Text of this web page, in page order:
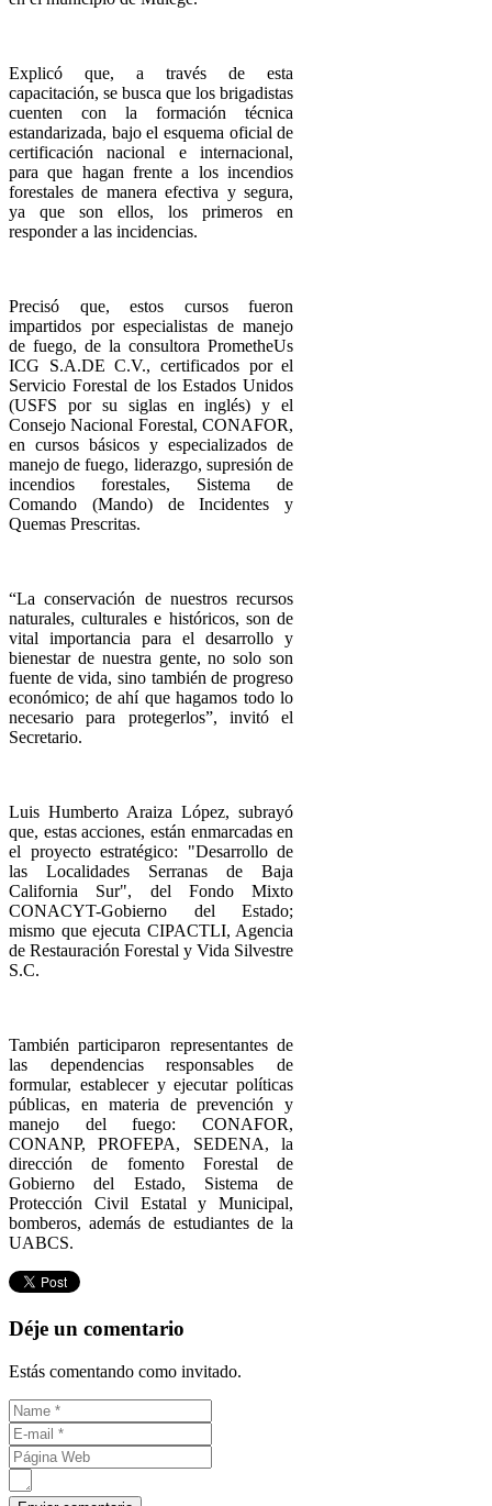
Explicó que, a través de esta
capacitación, se busca que los brigadistas
cuenten con la formación técnica
estandarizada, bajo el esquema oficial de
certificación nacional e internacional,
para que hagan frente a los incendios
forestales de manera efectiva y segura,
ya que son ellos, los primeros en
responder a las incidencias.
Precisó que, estos cursos fueron
impartidos por especialistas de manejo
de fuego, de la consultora PrometheUs
ICG S.A.DE C.V., certificados por el
Servicio Forestal de los Estados Unidos
(USFS por su siglas en inglés) y el
Consejo Nacional Forestal, CONAFOR,
en cursos básicos y especializados de
manejo de fuego, liderazgo, supresión de
incendios forestales, Sistema de
Comando (Mando) de Incidentes y
Quemas Prescritas.
“La conservación de nuestros recursos
naturales, culturales e históricos, son de
vital importancia para el desarrollo y
bienestar de nuestra gente, no solo son
fuente de vida, sino también de progreso
económico; de ahí que hagamos todo lo
necesario para protegerlos”, invitó el
Secretario.
Luis Humberto Araiza López, subrayó
que, estas acciones, están enmarcadas en
el proyecto estratégico: "Desarrollo de
las Localidades Serranas de Baja
California Sur", del Fondo Mixto
CONACYT-Gobierno del Estado;
mismo que ejecuta CIPACTLI, Agencia
de Restauración Forestal y Vida Silvestre
S.C.
También participaron representantes de
las dependencias responsables de
formular, establecer y ejecutar políticas
públicas, en materia de prevención y
manejo del fuego: CONAFOR,
CONANP, PROFEPA, SEDENA, la
dirección de fomento Forestal de
Gobierno del Estado, Sistema de
Protección Civil Estatal y Municipal,
bomberos, además de estudiantes de la
UABCS.
Déje un comentario
Estás comentando como invitado.